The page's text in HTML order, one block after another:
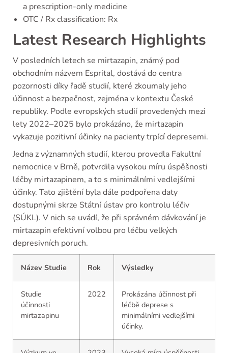
a prescription-only medicine
OTC / Rx classification: Rx
Latest Research Highlights
V posledních letech se mirtazapin, známý pod
obchodním názvem Esprital, dostává do centra
pozornosti díky řadě studií, které zkoumaly jeho
účinnost a bezpečnost, zejména v kontextu České
republiky. Podle evropských studií provedených mezi
lety 2022–2025 bylo prokázáno, že mirtazapin
vykazuje pozitivní účinky na pacienty trpící depresemi.
Jedna z významných studií, kterou provedla Fakultní
nemocnice v Brně, potvrdila vysokou míru úspěšnosti
léčby mirtazapinem, a to s minimálními vedlejšími
účinky. Tato zjištění byla dále podpořena daty
dostupnými skrze Státní ústav pro kontrolu léčiv
(SÚKL). V nich se uvádí, že při správném dávkování je
mirtazapin efektivní volbou pro léčbu velkých
depresivních poruch.
Název Studie Rok Výsledky
Studie
účinnosti
mirtazapinu
2022
Prokázána účinnost při
léčbě deprese s
minimálními vedlejšími
účinky.